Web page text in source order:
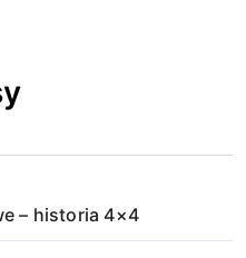
– historia 4×4